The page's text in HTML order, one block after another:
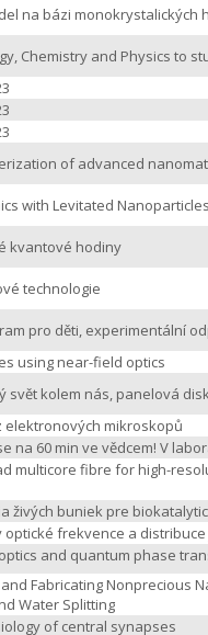
na bázi monokrystalických
Chemistry and Physics to
of advanced
with Levitated
kvantové hodiny
technologie
pro děti, experimentální
using near-field optics
svět kolem nás, panelová
elektronových mikroskopů
na 60 min ve vědcem! V
multicore fibre for high-
živých buniek pre
optické frekvence a
and quantum phase
Fabricating Nonprecious
Water Splitting
of central synapses